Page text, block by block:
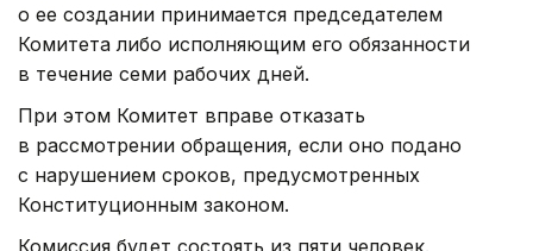
о ее создании принимается председателем
Комитета либо исполняющим его обязанности
в течение семи рабочих дней.
При этом Комитет вправе отказать
в рассмотрении обращения, если оно подано
с нарушением сроков, предусмотренных
Конституционным законом.
Комиссия будет состоять из пяти человек.